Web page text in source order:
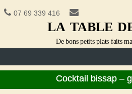
07 69 339 416
la table
De bons petits plats faits
Skip to content
Cocktail bissap –